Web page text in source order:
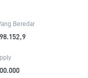
Beredar